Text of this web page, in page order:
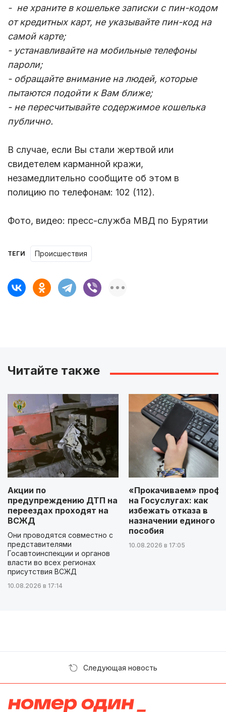
- не храните в кошельке записки с пин-кодом
от кредитных карт, не указывайте пин-код на
самой карте;
- устанавливайте на мобильные телефоны
пароли;
- обращайте внимание на людей, которые
пытаются подойти к Вам ближе;
- не пересчитывайте содержимое кошелька
публично.
В случае, если Вы стали жертвой или
свидетелем карманной кражи,
незамедлительно сообщите об этом в
полицию по телефонам: 102 (112).
Фото, видео: пресс-служба МВД по Бурятии
ТЕГИ происшествия
Читайте также
Акции по
предупреждению ДТП на
переездах проходят на
ВСЖД
Они проводятся совместно с
представителями
Госавтоинспекции и органов
власти во всех регионах
присутствия ВСЖД
10.08.2026 в 17:14
«Прокачиваем»
на Госуслугах: как
избежать отказа в
назначении единого
пособия
10.08.2026 в 17:05
Следующая новость